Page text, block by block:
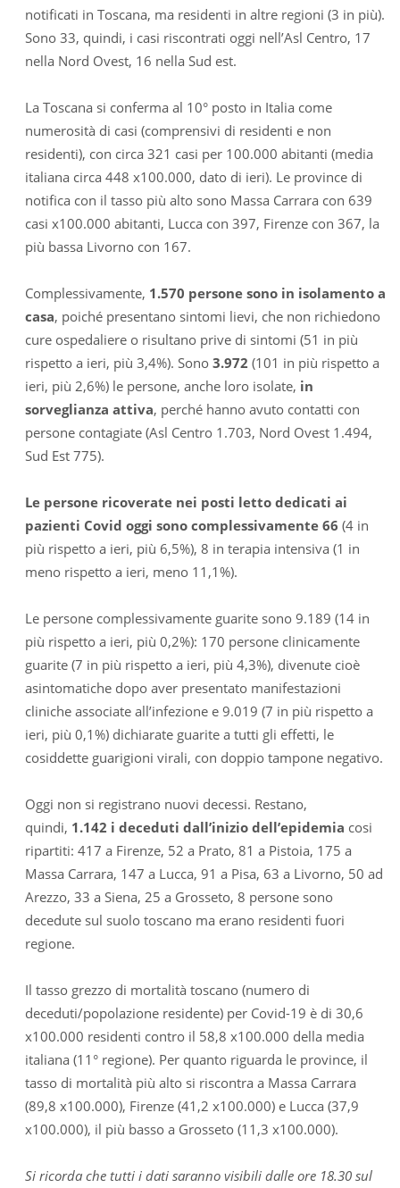
notificati in Toscana, ma residenti in altre regioni (3 in più).
Sono 33, quindi, i casi riscontrati oggi nell’Asl Centro, 17
nella Nord Ovest, 16 nella Sud est.
La Toscana si conferma al 10° posto in Italia come
numerosità di casi (comprensivi di residenti e non
residenti), con circa 321 casi per 100.000 abitanti (media
italiana circa 448 x100.000, dato di ieri). Le province di
notifica con il tasso più alto sono Massa Carrara con 639
casi x100.000 abitanti, Lucca con 397, Firenze con 367, la
più bassa Livorno con 167.
Complessivamente, 1.570 persone sono in isolamento a
casa, poiché presentano sintomi lievi, che non richiedono
cure ospedaliere o risultano prive di sintomi (51 in più
rispetto a ieri, più 3,4%). Sono 3.972 (101 in più rispetto a
ieri, più 2,6%) le persone, anche loro isolate, in
sorveglianza attiva, perché hanno avuto contatti con
persone contagiate (Asl Centro 1.703, Nord Ovest 1.494,
Sud Est 775).
Le persone ricoverate nei posti letto dedicati ai
pazienti Covid oggi sono complessivamente 66 (4 in
più rispetto a ieri, più 6,5%), 8 in terapia intensiva (1 in
meno rispetto a ieri, meno 11,1%).
Le persone complessivamente guarite sono 9.189 (14 in
più rispetto a ieri, più 0,2%): 170 persone clinicamente
guarite (7 in più rispetto a ieri, più 4,3%), divenute cioè
asintomatiche dopo aver presentato manifestazioni
cliniche associate all’infezione e 9.019 (7 in più rispetto a
ieri, più 0,1%) dichiarate guarite a tutti gli effetti, le
cosiddette guarigioni virali, con doppio tampone negativo.
Oggi non si registrano nuovi decessi. Restano,
quindi, 1.142 i deceduti dall’inizio dell’epidemia cosi
ripartiti: 417 a Firenze, 52 a Prato, 81 a Pistoia, 175 a
Massa Carrara, 147 a Lucca, 91 a Pisa, 63 a Livorno, 50 ad
Arezzo, 33 a Siena, 25 a Grosseto, 8 persone sono
decedute sul suolo toscano ma erano residenti fuori
regione.
Il tasso grezzo di mortalità toscano (numero di
deceduti/popolazione residente) per Covid-19 è di 30,6
x100.000 residenti contro il 58,8 x100.000 della media
italiana (11° regione). Per quanto riguarda le province, il
tasso di mortalità più alto si riscontra a Massa Carrara
(89,8 x100.000), Firenze (41,2 x100.000) e Lucca (37,9
x100.000), il più basso a Grosseto (11,3 x100.000).
Si ricorda che tutti i dati saranno visibili dalle ore 18.30 sul